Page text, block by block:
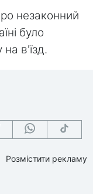
незаконний
було
на в'їзд.
Розмістити рекламу